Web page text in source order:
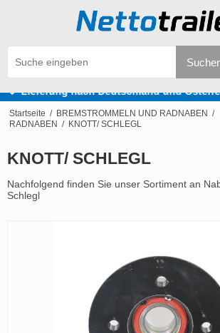
2-3 Werktage Deutscher
Startseite / BREMSTROMMELN UND RADNABEN /
RADNABEN / KNOTT/ SCHLEGL
KNOTT/ SCHLEGL
Nachfolgend finden Sie unser Sortiment an
Schlegl